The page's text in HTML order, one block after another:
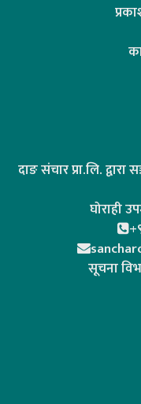
दाङ संचार प्रा.लि.
घोराही
सूचना